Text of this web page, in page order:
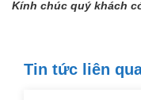
Kính chúc quý khách
Tin tức liên